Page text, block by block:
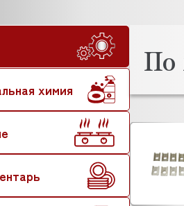
химия
По